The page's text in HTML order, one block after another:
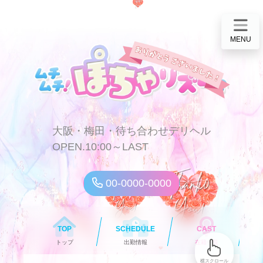
大阪・梅田・待ち合わせデリヘル
OPEN.10:00～LAST
00-0000-0000
横スクロール
TOP
トップ
SCHEDULE
出勤情報
CAST
在籍一覧
MENU